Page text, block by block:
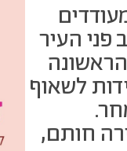
העיר
לשאוף
חותם,